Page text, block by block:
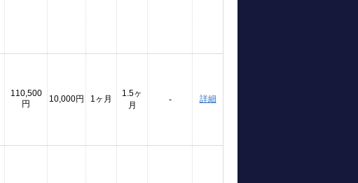
110,500
円
10,000円 1ヶ月
1.5ヶ
月
- 詳細